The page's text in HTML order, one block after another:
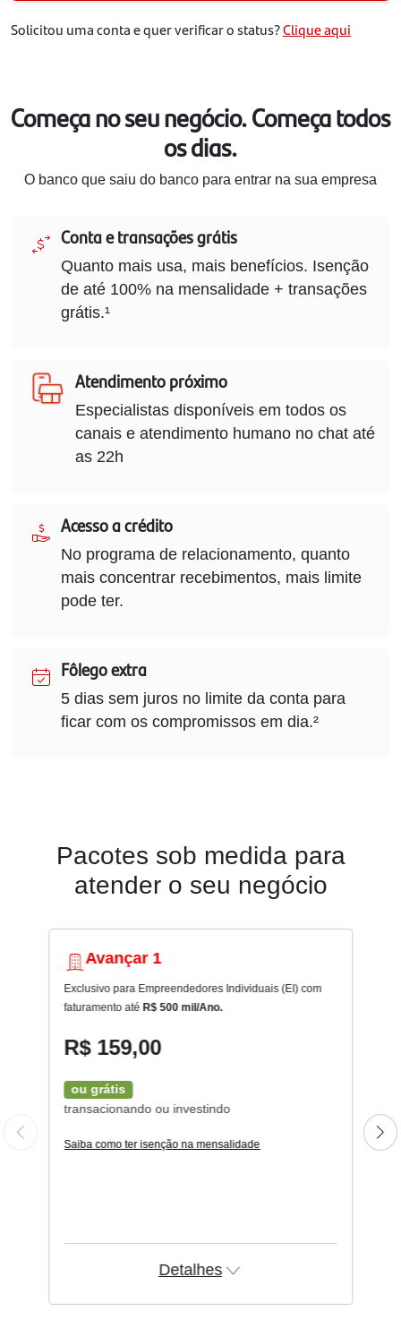
Solicitou uma conta e quer verificar o status?Clique aqui
Começa no seu negócio. Começa todos
os dias.
O banco que saiu do banco para entrar na sua empresa
Conta e transações grátis
Quanto mais usa, mais benefícios. Isenção
de até 100% na mensalidade + transações
grátis.¹
Atendimento próximo
Especialistas disponíveis em todos os
canais e atendimento humano no chat até
as 22h
Acesso a crédito
No programa de relacionamento, quanto
mais concentrar recebimentos, mais limite
pode ter.
Fôlego extra
5 dias sem juros no limite da conta para
ficar com os compromissos em dia.²
Pacotes sob medida para
atender o seu negócio
Avançar 1
Exclusivo para Empreendedores Individuais (EI) com
faturamento até R$ 500 mil/Ano.
R$ 159,00
ou grátis
transacionando ou investindo
Saiba como ter isenção na mensalidade
Abrir
detalhes
Detalhes